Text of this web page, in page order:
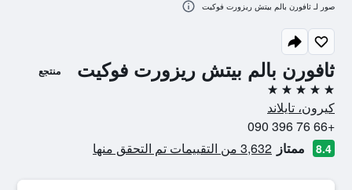
ثافورن بالم بيتش ريزورت فوكيت منتجع
5 نجوم
كيرون، تايلاند
+66 76 396 090
8.4 ممتاز 3,632 من التقييمات تم التحقق منها
صور لـ ثافورن بالم بيتش ريزورت فوكيت